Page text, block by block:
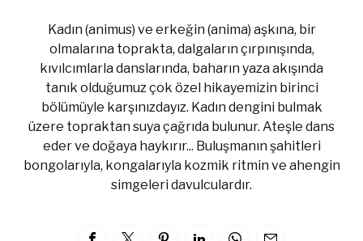
Kadın (animus) ve erkeğin (anima) aşkına, bir
olmalarına toprakta, dalgaların çırpınışında,
kıvılcımlarla danslarında, baharın yaza akışında
tanık olduğumuz çok özel hikayemizin birinci
bölümüyle karşınızdayız. Kadın dengini bulmak
üzere topraktan suya çağrıda bulunur. Ateşle dans
eder ve doğaya haykırır... Buluşmanın şahitleri
bongolarıyla, kongalarıyla kozmik ritmin ve ahengin
simgeleri davulculardır.